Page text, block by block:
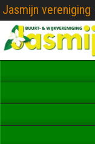
Jasmijn vereniging